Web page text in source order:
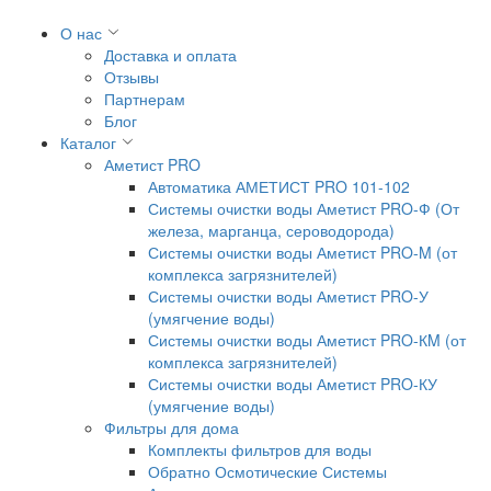
О нас
Доставка и оплата
Отзывы
Партнерам
Блог
Каталог
Аметист PRO
Автоматика АМЕТИСТ PRO 101-102
Системы очистки воды Аметист PRO-Ф (От
железа, марганца, сероводорода)
Системы очистки воды Аметист PRO-M (от
комплекса загрязнителей)
Системы очистки воды Аметист PRO-У
(умягчение воды)
Системы очистки воды Аметист PRO-КM (от
комплекса загрязнителей)
Системы очистки воды Аметист PRO-КУ
(умягчение воды)
Фильтры для дома
Комплекты фильтров для воды
Обратно Осмотические Системы